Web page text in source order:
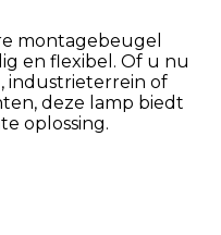
montagebeugel
en flexibel. Of u nu
industrieterrein of
deze lamp biedt
oplossing.